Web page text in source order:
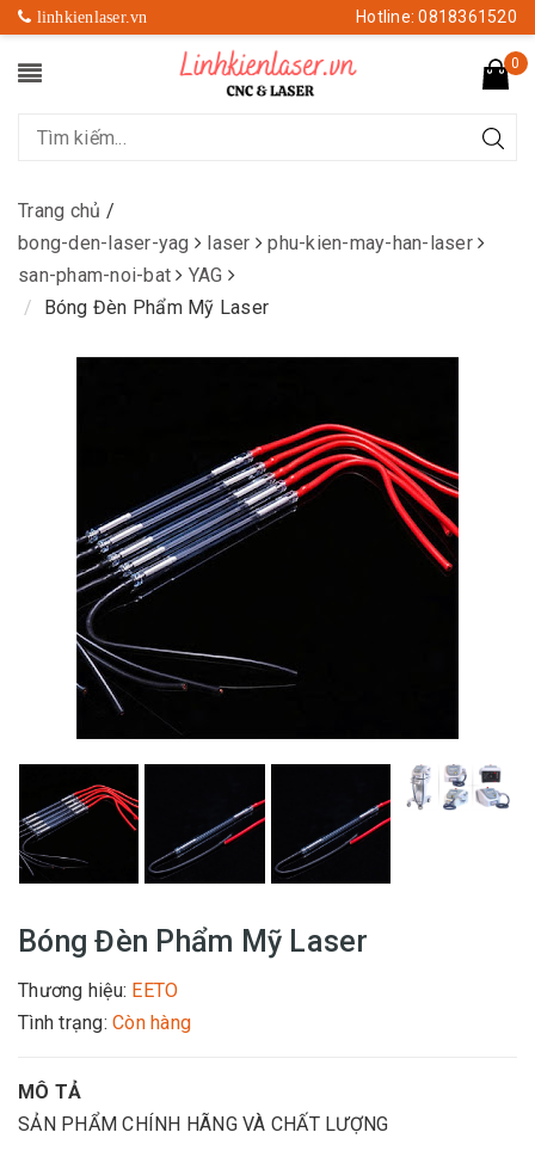
linhkienlaser.vn Hotline: 0818361520
0
Trang chủ /
bong-den-laser-yag
laser
phu-kien-may-han-laser
san-pham-noi-bat YAG
Bóng Đèn Phẩm Mỹ Laser
Bóng Đèn Phẩm Mỹ Laser
Thương hiệu: EETO
|
Tình trạng: Còn hàng
MÔ TẢ
SẢN PHẨM CHÍNH HÃNG VÀ CHẤT LƯỢNG